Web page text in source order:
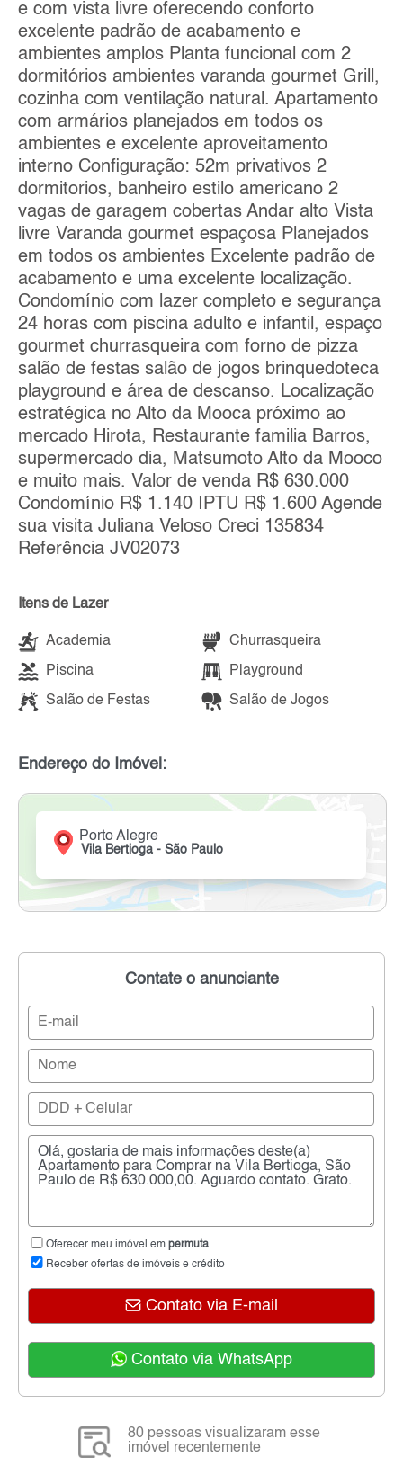
e com vista livre oferecendo conforto
excelente padrão de acabamento e
ambientes amplos Planta funcional com 2
dormitórios ambientes varanda gourmet Grill,
cozinha com ventilação natural. Apartamento
com armários planejados em todos os
ambientes e excelente aproveitamento
interno Configuração: 52m privativos 2
dormitorios, banheiro estilo americano 2
vagas de garagem cobertas Andar alto Vista
livre Varanda gourmet espaçosa Planejados
em todos os ambientes Excelente padrão de
acabamento e uma excelente localização.
Condomínio com lazer completo e segurança
24 horas com piscina adulto e infantil, espaço
gourmet churrasqueira com forno de pizza
salão de festas salão de jogos brinquedoteca
playground e área de descanso. Localização
estratégica no Alto da Mooca próximo ao
mercado Hirota, Restaurante familia Barros,
supermercado dia, Matsumoto Alto da Mooco
e muito mais. Valor de venda R$ 630.000
Condomínio R$ 1.140 IPTU R$ 1.600 Agende
sua visita Juliana Veloso Creci 135834
Referência JV02073
Itens de Lazer
Academia Churrasqueira
Piscina Playground
Salão de Festas Salão de Jogos
Endereço do Imóvel:
Porto Alegre
Vila Bertioga - São Paulo
Contate o anunciante
Oferecer meu imóvel em permuta
Receber ofertas de imóveis e crédito
Contato via E-mail
Contato via WhatsApp
80 pessoas visualizaram esse
imóvel recentemente